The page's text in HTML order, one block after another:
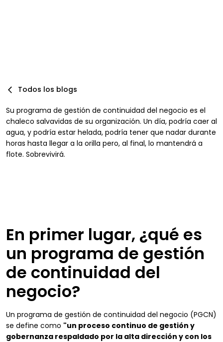
Todos los blogs
Su programa de gestión de continuidad del negocio es el
chaleco salvavidas de su organización. Un día, podría caer al
agua, y podría estar helada, podría tener que nadar durante
horas hasta llegar a la orilla pero, al final, lo mantendrá a
flote. Sobrevivirá.
En primer lugar, ¿qué es
un programa de gestión
de continuidad del
negocio?
Un programa de gestión de continuidad del negocio (PGCN)
se define como "un proceso continuo de gestión y
gobernanza respaldado por la alta dirección y con los